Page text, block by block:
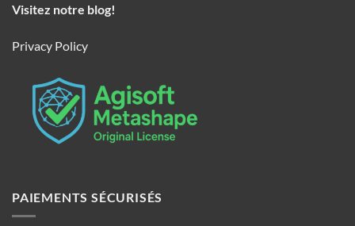
Visitez notre blog!
Privacy Policy
PAIEMENTS SÉCURISÉS